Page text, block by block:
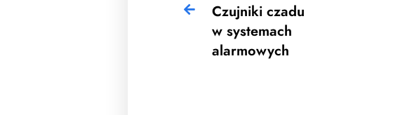
Czujniki czadu
w systemach
alarmowych